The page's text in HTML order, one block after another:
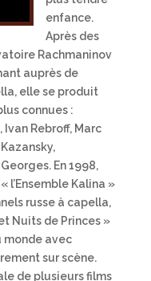
enfance.
Après des
Rachmaninov
auprès de
elle se produit
connues :
Rebroff, Marc
En 1998,
l’Ensemble Kalina »
russe à capella,
Nuits de Princes »
monde avec
sur scène.
de plusieurs films